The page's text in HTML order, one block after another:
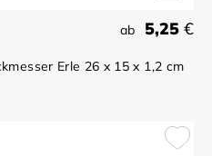
ab 5,25 €
Erle 26 x 15 x 1,2 cm